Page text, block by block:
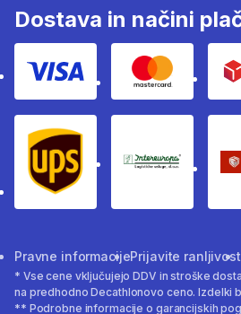
Dostava in načini
Visa Mastercard
Ups Intereuropa
Pravne informacijePrijavite ranljivost
* Vse cene vključujejo DDV in stroške
na predhodno Decathlonovo ceno. Izdelki
** Podrobne informacije o garancijskih